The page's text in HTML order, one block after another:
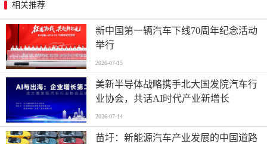
相关推荐
新中国第一辆汽车下线70周年纪念活动
举行
2026-07-15
美新半导体战略携手北大国发院汽车行
业协会，共话AI时代产业新增长
2026-07-14
苗圩：新能源汽车产业发展的中国道路